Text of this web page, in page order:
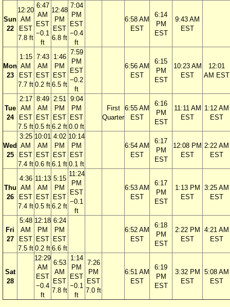
Sun
22
12:20
AM
EST
7.8 ft
6:47
AM
EST
−0.1
ft
12:48
PM
EST
6.8 ft
7:04
PM
EST
−0.4
ft
6:58 AM
EST
6:14
PM
EST
9:43 AM
EST
Mon
23
1:15
AM
EST
7.7 ft
7:43
AM
EST
0.2 ft
1:46
PM
EST
6.5 ft
7:59
PM
EST
−0.2
ft
6:56 AM
EST
6:15
PM
EST
10:23 AM
EST
12:01
AM EST
Tue
24
2:17
AM
EST
7.5 ft
8:49
AM
EST
0.5 ft
2:51
PM
EST
6.2 ft
9:04
PM
EST
0.0 ft
First
Quarter
6:55 AM
EST
6:16
PM
EST
11:11 AM
EST
1:12 AM
EST
Wed
25
3:25
AM
EST
7.4 ft
10:01
AM
EST
0.6 ft
4:02
PM
EST
6.1 ft
10:14
PM
EST
0.1 ft
6:54 AM
EST
6:17
PM
EST
12:08 PM
EST
2:22 AM
EST
Thu
26
4:36
AM
EST
7.4 ft
11:13
AM
EST
0.5 ft
5:15
PM
EST
6.2 ft
11:24
PM
EST
−0.1
ft
6:53 AM
EST
6:17
PM
EST
1:13 PM
EST
3:25 AM
EST
Fri
27
5:48
AM
EST
7.5 ft
12:18
PM
EST
0.2 ft
6:24
PM
EST
6.6 ft
6:52 AM
EST
6:18
PM
EST
2:22 PM
EST
4:21 AM
EST
Sat
28
12:29
AM
EST
−0.4
ft
6:53
AM
EST
7.8 ft
1:14
PM
EST
−0.1
ft
7:26
PM
EST
7.0 ft
6:51 AM
EST
6:19
PM
EST
3:32 PM
EST
5:08 AM
EST